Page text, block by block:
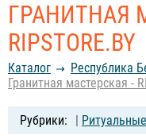
ГРАНИТНАЯ
RIPSTORE.BY
Каталог Республика
Гранитная мастерская -
|